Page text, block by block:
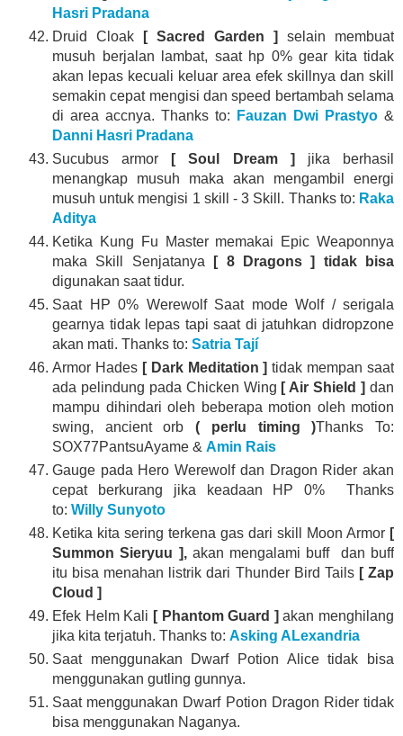
Hasri Pradana
Druid Cloak
[ Sacred Garden ]
selain membuat
musuh berjalan lambat, saat hp 0% gear kita tidak
akan lepas kecuali keluar area efek skillnya dan skill
semakin cepat mengisi dan speed bertambah selama
di area accnya. Thanks to:
Fauzan Dwi Prastyo &
Danni Hasri Pradana
Sucubus armor
[ Soul Dream ]
jika berhasil
menangkap musuh maka akan mengambil energi
musuh untuk mengisi 1 skill - 3 Skill. Thanks to: Raka
Aditya
Ketika Kung Fu Master memakai Epic Weaponnya
maka Skill Senjatanya
[ 8 Dragons ] tidak bisa
digunakan saat tidur.
Saat HP 0% Werewolf Saat mode Wolf / serigala
gearnya tidak lepas tapi saat di jatuhkan didropzone
akan mati. Thanks to: Satria Tají
Armor Hades [ Dark Meditation ] tidak mempan saat
ada pelindung pada Chicken Wing [ Air Shield ] dan
mampu dihindari oleh beberapa motion oleh motion
swing, ancient orb( perlu timing )Thanks To:
SOX77PantsuAyame & Amin Rais
Gauge pada Hero Werewolf dan Dragon Rider akan
cepat berkurang jika keadaan HP 0% Thanks
to: Willy Sunyoto
Ketika kita sering terkena gas dari skill Moon Armor [
Summon Sieryuu ],akan mengalami buff dan buff
itu bisa menahan listrik dari Thunder Bird Tails[ Zap
Cloud ]
Efek Helm Kali [ Phantom Guard ] akan menghilang
jika kita terjatuh. Thanks to: Asking ALexandria
Saat menggunakan Dwarf Potion Alice tidak bisa
menggunakan gutling gunnya.
Saat menggunakan Dwarf Potion Dragon Rider tidak
bisa menggunakan Naganya.